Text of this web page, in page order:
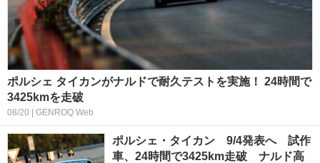
ポルシェ タイカンがナルドで耐久テストを実施！ 24時間で
3425kmを走破
08/20 | GENROQ Web
ポルシェ・タイカン 9/4発表へ 試作
車、24時間で3425km走破 ナルド高